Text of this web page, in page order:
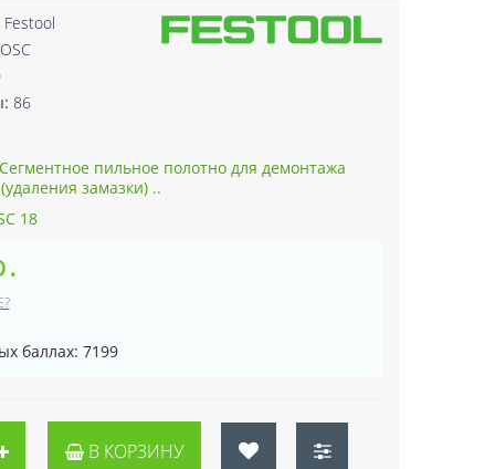
Festool
86
пильное полотно для демонтажа
замазки) ..
18
баллах: 7199
В КОРЗИНУ